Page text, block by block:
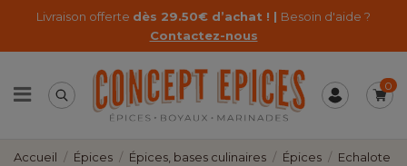
Livraison offerte dès 29.50€ d’achat ! | Besoin d'aide ?
Contactez-nous
0
Accueil Épices Épices, bases culinaires Épices
Echalote